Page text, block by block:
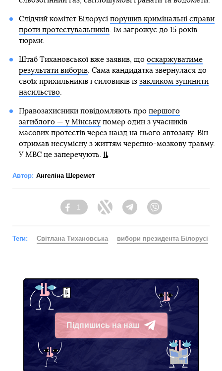
Слідчий комітет Білорусі порушив кримінальні справи
проти протестувальників. Їм загрожує до 15 років
тюрми.
Штаб Тихановської вже заявив, що оскаржуватиме
результати виборів. Сама кандидатка звернулася до
своїх прихильників і силовиків із закликом зупинити
насильство.
Правозахисники повідомляють про першого
загиблого — у Мінськупомер один з учасників
масових протестів через наїзд на нього автозаку. Він
отримав несумісну з життям черепно-мозкову травму.
У МВС це заперечують.
Автор: Ангеліна Шеремет
Facebook
1
Twitter TelegramViber
Теги: Світлана Тихановська вибори президента Білорусі
Підпишись на наш
Telegram